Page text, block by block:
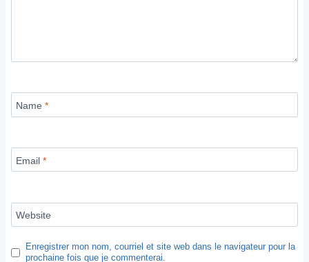
Name *
Email *
Website
Enregistrer mon nom, courriel et site web dans le navigateur pour la
prochaine fois que je commenterai.